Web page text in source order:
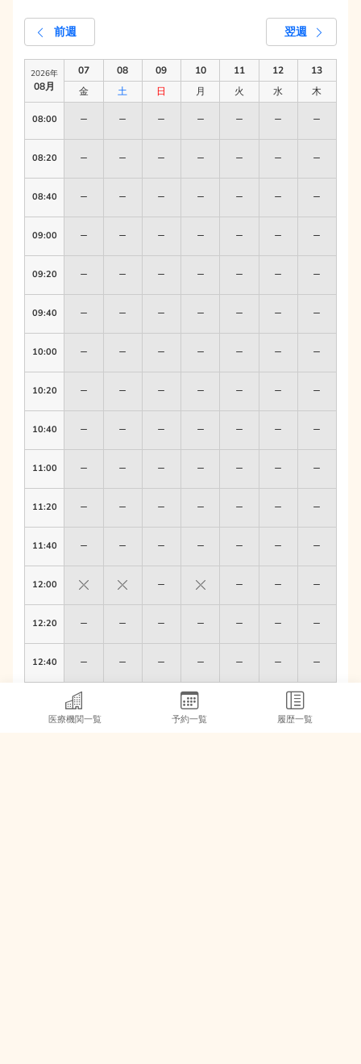
医療機関一覧 予約一覧 履歴一覧
前週 翌週
2026年
08月
07
金
08
土
09
日
10
月
11
火
12
水
13
木
07:40
08:00
08:20
08:40
09:00
09:20
09:40
10:00
10:20
10:40
11:00
11:20
11:40
12:00
12:20
12:40